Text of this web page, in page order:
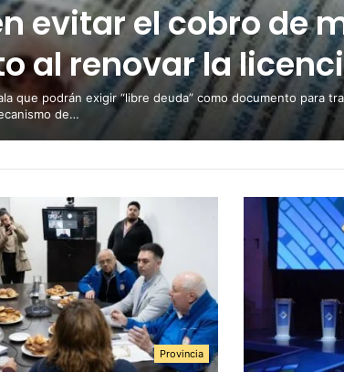
evitar el cobro de
al renovar la
que podrán exigir “libre deuda” como documento para
de…
Provincia